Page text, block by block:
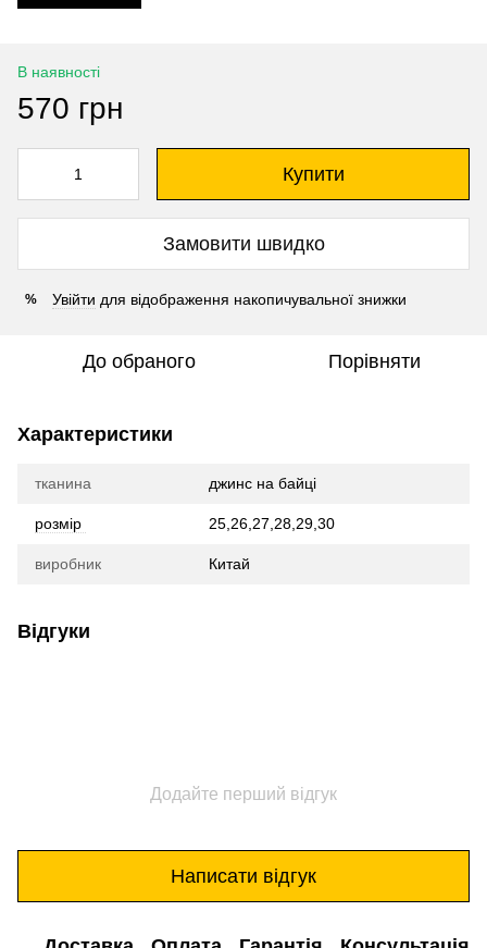
В наявності
570 грн
Купити
Замовити швидко
% Увійти для відображення накопичувальної знижки
До обраного Порівняти
Характеристики
тканина джинс на байці
розмір 25,26,27,28,29,30
виробник Китай
Відгуки
Додайте перший відгук
Написати відгук